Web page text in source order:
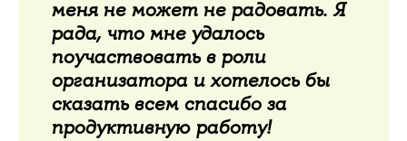
меня не может не радовать. Я
рада, что мне удалось
поучаствовать в роли
организатора и хотелось бы
сказать всем спасибо за
продуктивную работу!